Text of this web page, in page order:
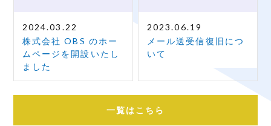
2024.03.22
株式会社 OBS のホー
ムページを開設いたし
ました
2023.06.19
メール送受信復旧につ
いて
一覧はこちら